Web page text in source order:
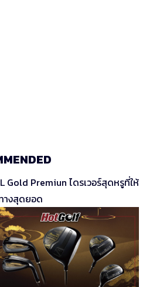
Gold Premiun ไดรเวอร์สุดหรูที่ให้
างสุดยอด